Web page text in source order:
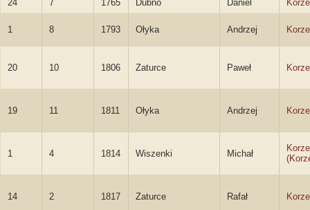
24 7 1765 Dubno Daniel
1 8 1793 Ołyka Andrzej
20 10 1806 Zaturce Paweł
19 11 1811 Ołyka Andrzej
1 4 1814 Wiszenki Michał
14 2 1817 Zaturce Rafał